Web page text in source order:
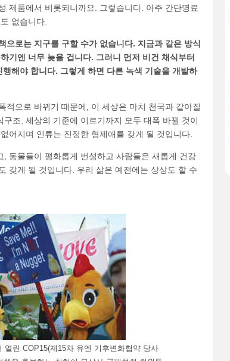
제품에서 비롯되니까요. 그렇습니다. 아주 간단명료
없습니다.
으로는 지구를 구할 수가 없습니다. 지금과 같은 방식
기엔 너무 늦을 겁니다. 그러니 먼저 비건 채식부터
해야 합니다. 그렇게 하면 다른 녹색 기술을 개발하
적으로 바뀌기 때문에, 이 세상은 마치 천국과 같아질
조, 세상의 기준에 이르기까지 모두 대폭 바뀔 것이
어지며 인류는 진정한 형제애를 갖게 될 것입니다.
동물들이 평화롭게 번성하고 사람들은 새롭게 건강
갖게 될 것입니다. 우리 삶은 예전에는 상상도 할 수
열린 COP15(제15차 유엔 기후변화협약 당사